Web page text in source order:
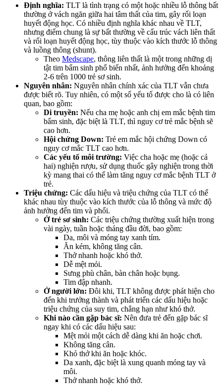
Định nghĩa: TLT là tình trạng có một hoặc nhiều lỗ thông bất
thường ở vách ngăn giữa hai tâm thất của tim, gây rối loạn
huyết động học. Có nhiều định nghĩa khác nhau về TLT,
nhưng điểm chung là sự bất thường về cấu trúc vách liên thất
và rối loạn huyết động học, tùy thuộc vào kích thước lỗ thông
và luồng thông (shunt).
Theo Medscape, thông liên thất là một trong những dị
tật tim bẩm sinh phổ biến nhất, ảnh hưởng đến khoảng
2-6 trên 1000 trẻ sơ sinh.
Nguyên nhân: Nguyên nhân chính xác của TLT vẫn chưa
được biết rõ. Tuy nhiên, có một số yếu tố được cho là có liên
quan, bao gồm:
Di truyền: Nếu cha mẹ hoặc anh chị em mắc bệnh tim
bẩm sinh, đặc biệt là TLT, thì nguy cơ trẻ mắc bệnh sẽ
cao hơn.
Hội chứng Down: Trẻ em mắc hội chứng Down có
nguy cơ mắc TLT cao hơn.
Các yếu tố môi trường: Việc cha hoặc mẹ (hoặc cả
hai) nghiện rượu, sử dụng thuốc gây nghiện trong thời
kỳ mang thai có thể làm tăng nguy cơ mắc bệnh TLT ở
trẻ.
Triệu chứng: Các dấu hiệu và triệu chứng của TLT có thể
khác nhau tùy thuộc vào kích thước của lỗ thông và mức độ
ảnh hưởng đến tim và phổi.
Ở trẻ sơ sinh: Các triệu chứng thường xuất hiện trong
vài ngày, tuần hoặc tháng đầu đời, bao gồm:
Da, môi và móng tay xanh tím.
Ăn kém, không tăng cân.
Thở nhanh hoặc khó thở.
Dễ mệt mỏi.
Sưng phù chân, bàn chân hoặc bụng.
Tim đập nhanh.
Ở người lớn: Đôi khi, TLT không được phát hiện cho
đến khi trưởng thành và phát triển các dấu hiệu hoặc
triệu chứng của suy tim, chẳng hạn như khó thở.
Khi nào cần gặp bác sĩ: Nên đưa trẻ đến gặp bác sĩ
ngay khi có các dấu hiệu sau:
Mệt mỏi một cách dễ dàng khi ăn hoặc chơi.
Không tăng cân.
Khó thở khi ăn hoặc khóc.
Da xanh, đặc biệt là xung quanh móng tay và
môi.
Thở nhanh hoặc khó thở.